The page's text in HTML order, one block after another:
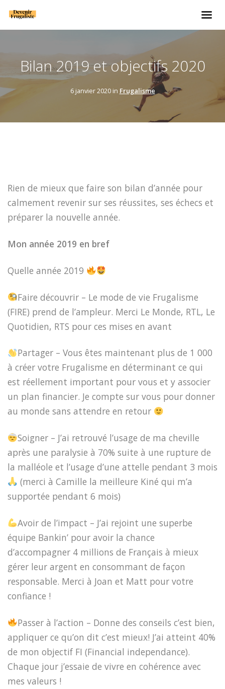
Bilan 2019 et objectifs 2020
6 janvier 2020 in Frugalisme
Rien de mieux que faire son bilan d’année pour
calmement revenir sur ses réussites, ses échecs et
préparer la nouvelle année.
Mon année 2019 en bref
Quelle année 2019
Faire découvrir – Le mode de vie Frugalisme
(FIRE) prend de l’ampleur. Merci Le Monde, RTL, Le
Quotidien, RTS pour ces mises en avant
Partager – Vous êtes maintenant plus de 1 000
à créer votre Frugalisme en déterminant ce qui
est réellement important pour vous et y associer
un plan financier. Je compte sur vous pour donner
au monde sans attendre en retour
Soigner – J’ai retrouvé l’usage de ma cheville
après une paralysie à 70% suite à une rupture de
la malléole et l’usage d’une attelle pendant 3 mois
(merci à Camille la meilleure Kiné qui m’a
supportée pendant 6 mois)
Avoir de l’impact – J’ai rejoint une superbe
équipe Bankin’ pour avoir la chance
d’accompagner 4 millions de Français à mieux
gérer leur argent en consommant de façon
responsable. Merci à Joan et Matt pour votre
confiance !
Passer à l’action – Donne des conseils c’est bien,
appliquer ce qu’on dit c’est mieux! J’ai atteint 40%
de mon objectif FI (Financial independance).
Chaque jour j’essaie de vivre en cohérence avec
mes valeurs !